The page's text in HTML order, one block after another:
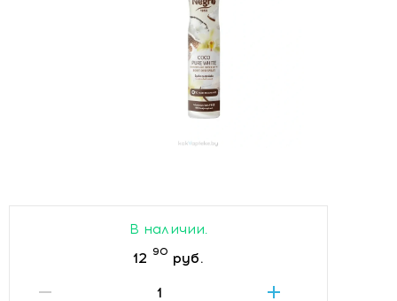
В наличии.
12 90 руб.